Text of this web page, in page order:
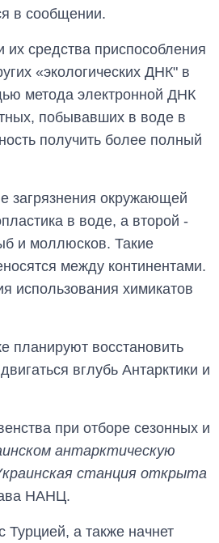
в сообщении.
их средства приспособления
«экологических ДНК" в
метода электронной ДНК
побывавших в воде в
получить более полный
загрязнения окружающей
в воде, а второй -
и моллюсков. Такие
между континентами.
использования химикатов
планируют восстановить
вглубь Антарктики и
при отборе сезонных и
антарктическую
станция открыта
НАНЦ.
Турцией, а также начнет